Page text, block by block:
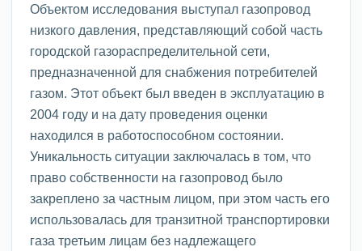
Объектом исследования выступал газопровод
низкого давления, представляющий собой часть
городской газораспределительной сети,
предназначенной для снабжения потребителей
газом. Этот объект был введен в эксплуатацию в
2004 году и на дату проведения оценки
находился в работоспособном состоянии.
Уникальность ситуации заключалась в том, что
право собственности на газопровод было
закреплено за частным лицом, при этом часть его
использовалась для транзитной транспортировки
газа третьим лицам без надлежащего